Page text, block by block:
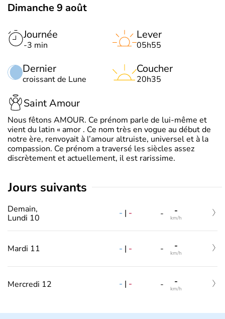
Dimanche 9 août
Journée
-3 min
Dernier
croissant de Lune
Lever
05h55
Coucher
20h35
Saint Amour
Nous fêtons AMOUR. Ce prénom parle de lui-même et
vient du latin « amor . Ce nom très en vogue au début de
notre ère, renvoyait à l’amour altruiste, universel et à la
compassion. Ce prénom a traversé les siècles assez
discrètement et actuellement, il est rarissime.
jours suivants
Demain,
Lundi 10
- | - - -
km/h
Mardi 11 - | - - -
km/h
Mercredi 12 - | - - -
km/h